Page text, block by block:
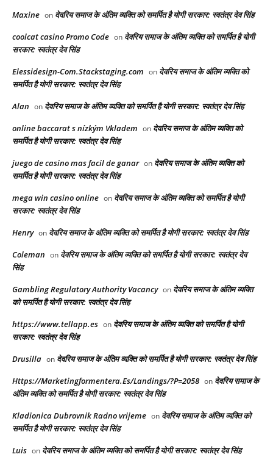
Maxine on देवरिय समाज के अंतिम व्यक्ति को समर्पित है योगी सरकार: स्वतंत्र देव सिंह
coolcat casino Promo Code on देवरिय समाज के अंतिम व्यक्ति को समर्पित है योगी
सरकार: स्वतंत्र देव सिंह
Elessidesign-Com.Stackstaging.com on देवरिय समाज के अंतिम व्यक्ति को
समर्पित है योगी सरकार: स्वतंत्र देव सिंह
Alan on देवरिय समाज के अंतिम व्यक्ति को समर्पित है योगी सरकार: स्वतंत्र देव सिंह
online baccarat s nízkým Vkladem on देवरिय समाज के अंतिम व्यक्ति को
समर्पित है योगी सरकार: स्वतंत्र देव सिंह
juego de casino mas facil de ganar on देवरिय समाज के अंतिम व्यक्ति को
समर्पित है योगी सरकार: स्वतंत्र देव सिंह
mega win casino online on देवरिय समाज के अंतिम व्यक्ति को समर्पित है योगी
सरकार: स्वतंत्र देव सिंह
Henry on देवरिय समाज के अंतिम व्यक्ति को समर्पित है योगी सरकार: स्वतंत्र देव सिंह
Coleman on देवरिय समाज के अंतिम व्यक्ति को समर्पित है योगी सरकार: स्वतंत्र देव
सिंह
Gambling Regulatory Authority Vacancy on देवरिय समाज के अंतिम व्यक्ति
को समर्पित है योगी सरकार: स्वतंत्र देव सिंह
https://www.tellapp.es on देवरिय समाज के अंतिम व्यक्ति को समर्पित है योगी
सरकार: स्वतंत्र देव सिंह
Drusilla on देवरिय समाज के अंतिम व्यक्ति को समर्पित है योगी सरकार: स्वतंत्र देव सिंह
Https://Marketingformentera.Es/Landings/?P=2058 on देवरिय समाज के
अंतिम व्यक्ति को समर्पित है योगी सरकार: स्वतंत्र देव सिंह
Kladionica Dubrovnik Radno vrijeme on देवरिय समाज के अंतिम व्यक्ति को
समर्पित है योगी सरकार: स्वतंत्र देव सिंह
Luis on देवरिय समाज के अंतिम व्यक्ति को समर्पित है योगी सरकार: स्वतंत्र देव सिंह